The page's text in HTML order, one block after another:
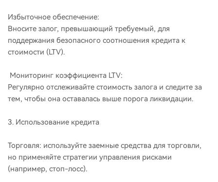
Избыточное обеспечение:
Вносите залог, превышающий требуемый, для
поддержания безопасного соотношения кредита к
стоимости (LTV).
Мониторинг коэффициента LTV:
Регулярно отслеживайте стоимость залога и следите за
тем, чтобы она оставалась выше порога ликвидации.
3. Использование кредита
Торговля: используйте заемные средства для торговли,
но применяйте стратегии управления рисками
(например, стоп-лосс).